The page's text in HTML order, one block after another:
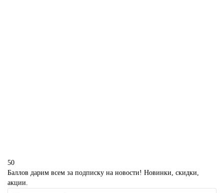
50
Баллов дарим всем за подписку на новости! Новинки, скидки,
акции.